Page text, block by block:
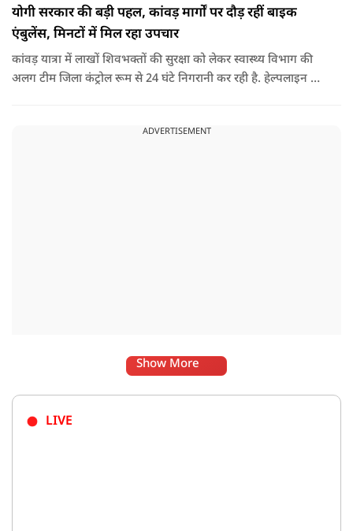
योगी सरकार की बड़ी पहल, कांवड़ मार्गों पर दौड़ रहीं बाइक
एंबुलेंस, मिनटों में मिल रहा उपचार
कांवड़ यात्रा में लाखों शिवभक्तों की सुरक्षा को लेकर स्वास्थ्य विभाग की
अलग टीम जिला कंट्रोल रूम से 24 घंटे निगरानी कर रही है. हेल्पलाइन पर
ADVERTISEMENT
Show More
LIVE